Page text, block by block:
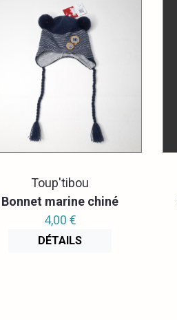
Toup'tibou
Bonnet marine chiné
4,00 €
DÉTAILS